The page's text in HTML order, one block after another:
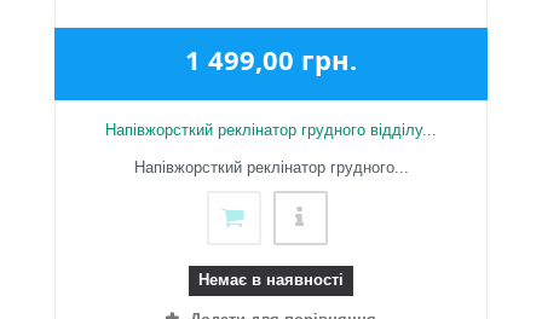
1 499,00 грн.
Напівжорсткий реклінатор грудного відділу...
Напівжорсткий реклінатор грудного...
Немає в наявності